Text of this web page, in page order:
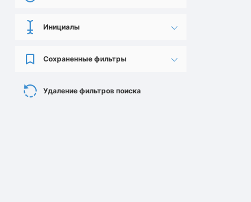
Инициалы
Сохраненные фильтры
Удаление фильтров поиска